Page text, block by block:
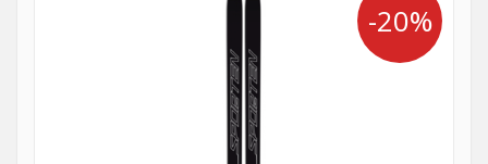
-20%